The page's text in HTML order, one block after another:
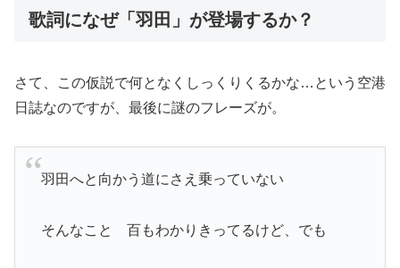
歌詞になぜ「羽田」が登場するか？
さて、この仮説で何となくしっくりくるかな…という空港
日誌なのですが、最後に謎のフレーズが。
羽田へと向かう道にさえ乗っていない
そんなこと 百もわかりきってるけど、でも